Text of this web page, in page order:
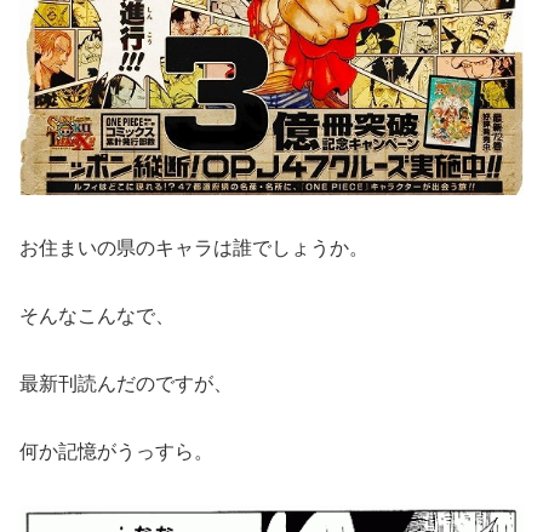
お住まいの県のキャラは誰でしょうか。
そんなこんなで、
最新刊読んだのですが、
何か記憶がうっすら。